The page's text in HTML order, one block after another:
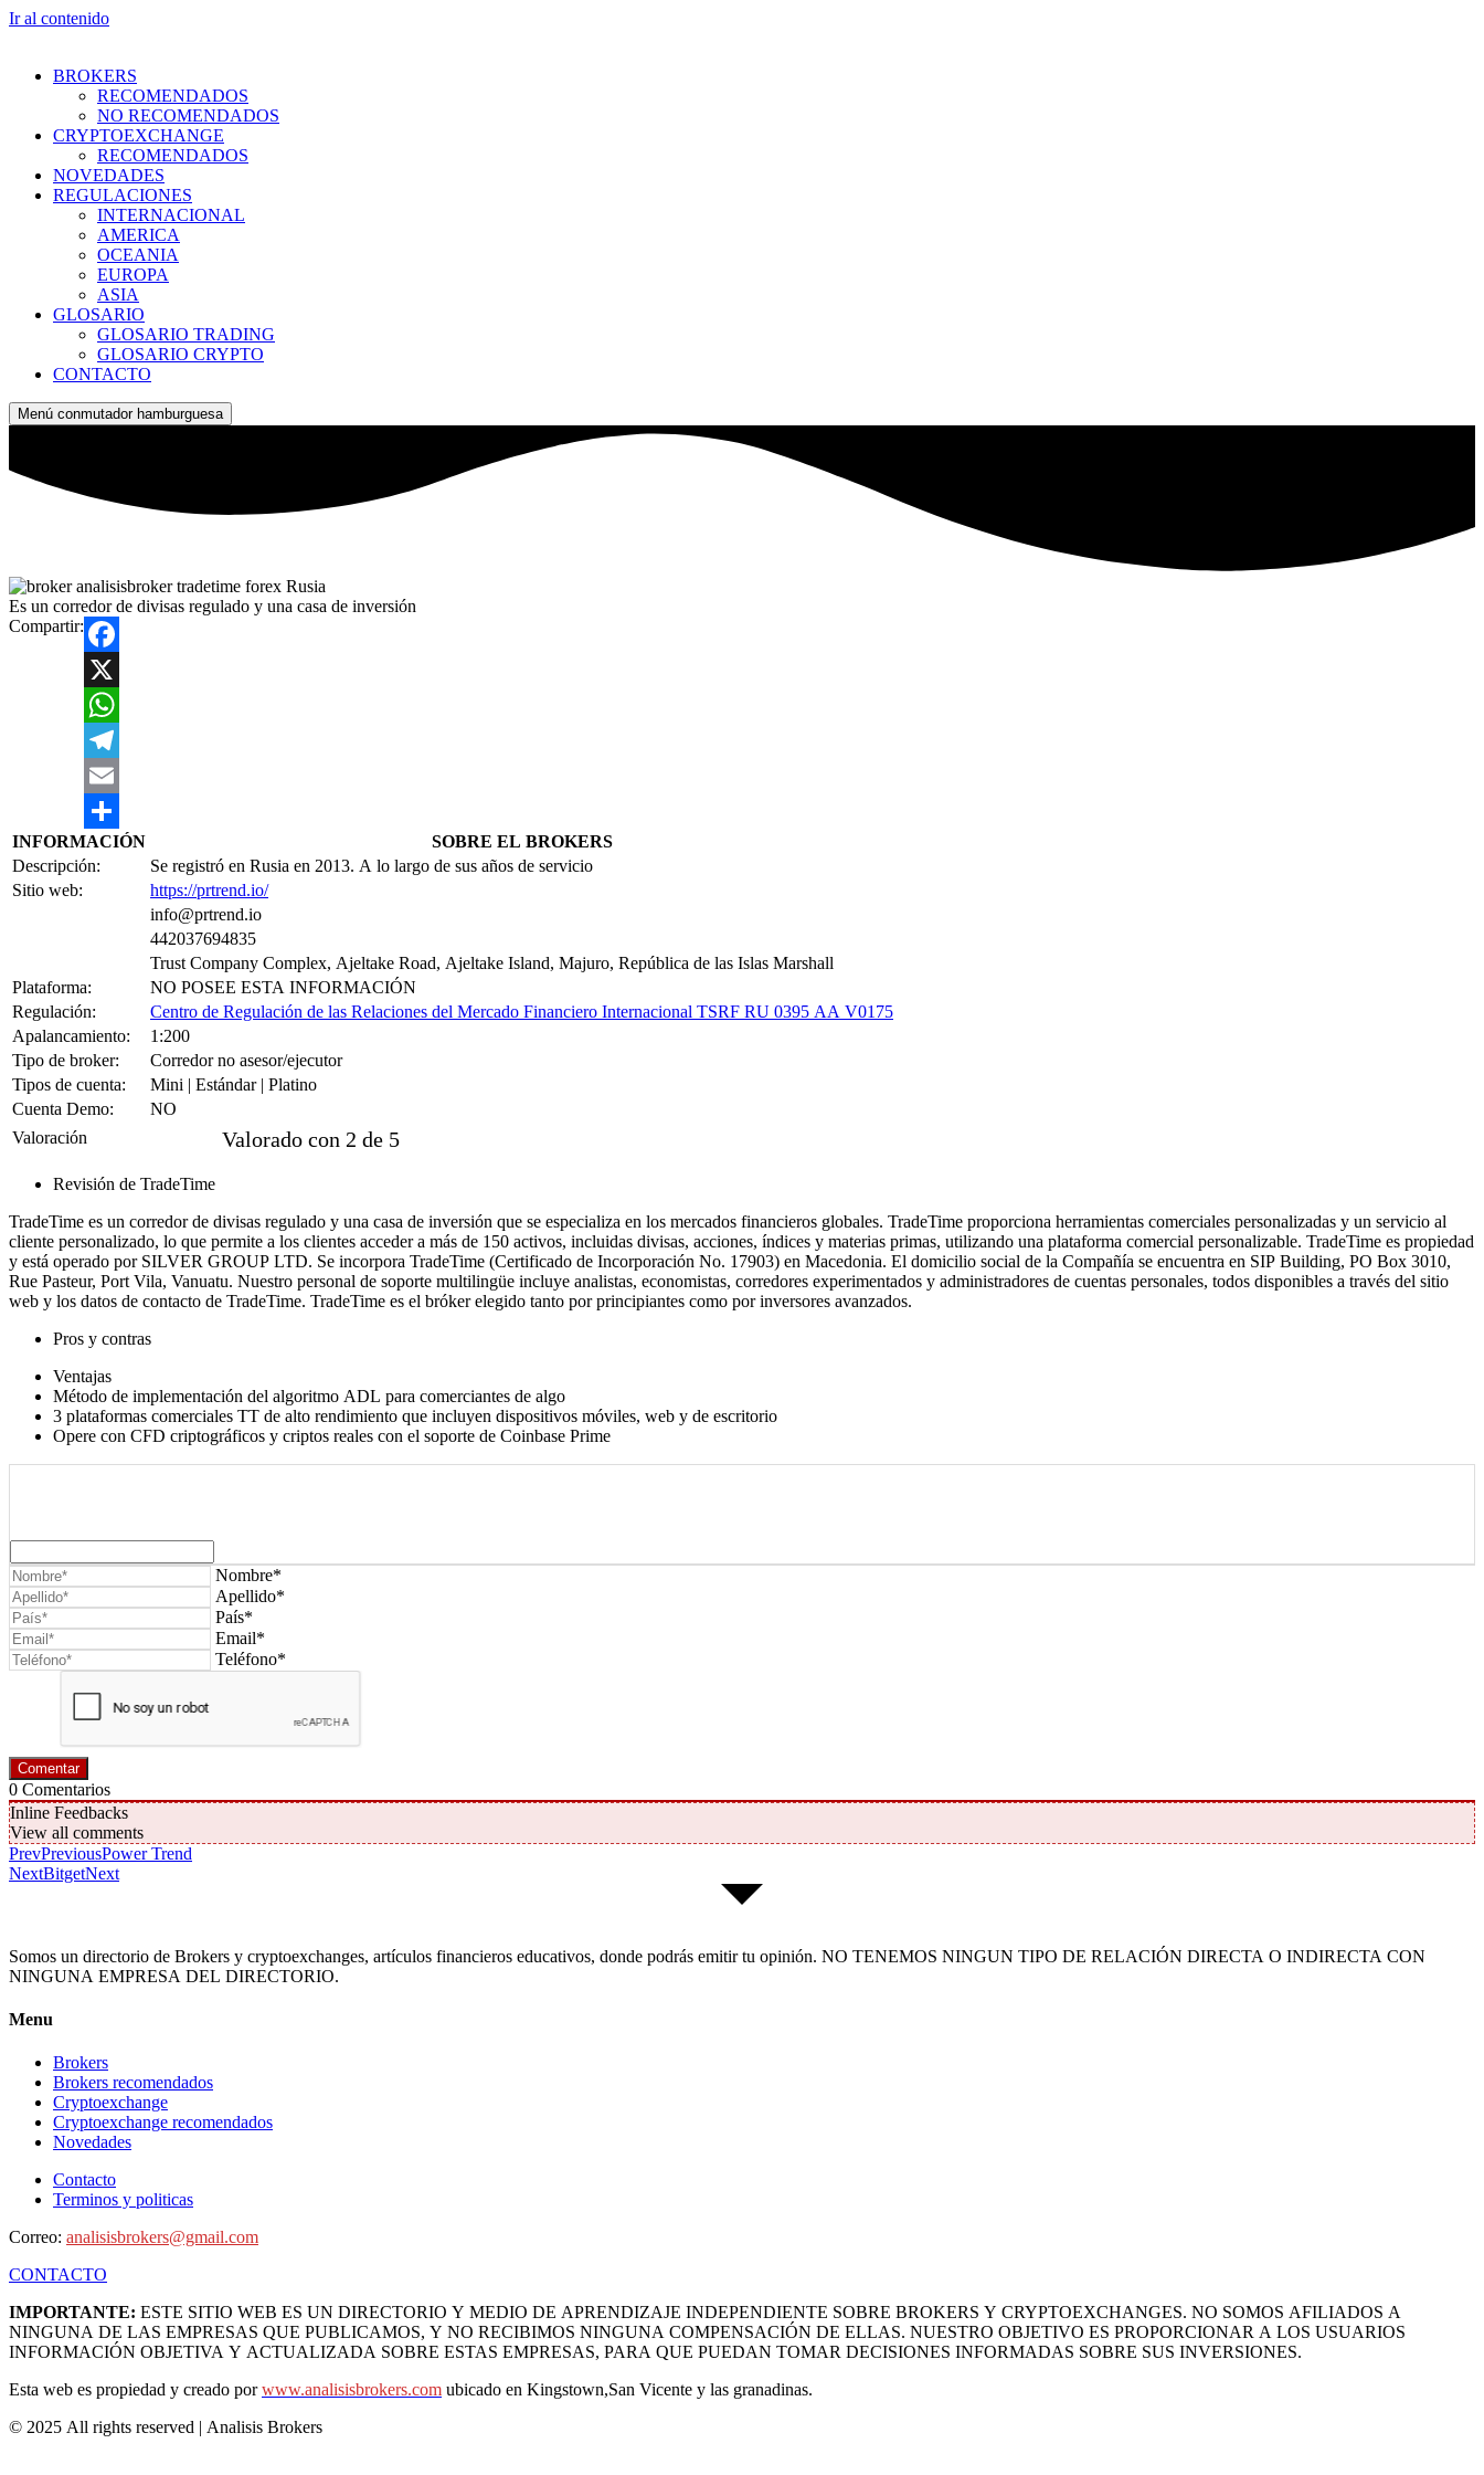
Ir al contenido
BROKERS
RECOMENDADOS
NO RECOMENDADOS
CRYPTOEXCHANGE
RECOMENDADOS
NOVEDADES
REGULACIONES
INTERNACIONAL
AMERICA
OCEANIA
EUROPA
ASIA
GLOSARIO
GLOSARIO TRADING
GLOSARIO CRYPTO
CONTACTO
Menú conmutador hamburguesa
Es un corredor de divisas regulado y una casa de inversión
Compartir:
Facebook
X
WhatsApp
Telegram
Email
Compartir
INFORMACIÓN
SOBRE EL BROKERS
Descripción:
Se registró en Rusia en 2013. A lo largo de sus años de servicio
Sitio web:
https://prtrend.io/
info@prtrend.io
442037694835
Trust Company Complex, Ajeltake Road, Ajeltake Island, Majuro, República de las Islas Marshall
Plataforma:
NO POSEE ESTA INFORMACIÓN
Regulación:
Centro de Regulación de las Relaciones del Mercado Financiero Internacional TSRF RU 0395 AA V0175
Apalancamiento:
1:200
Tipo de broker:
Corredor no asesor/ejecutor
Tipos de cuenta:
Mini | Estándar | Platino
Cuenta Demo:
NO
Valoración
Valorado con 2 de 5
Revisión de TradeTime
TradeTime es un corredor de divisas regulado y una casa de inversión que se especializa en los mercados financieros globales. TradeTime proporciona herramientas comerciales personalizadas y un servicio al
cliente personalizado, lo que permite a los clientes acceder a más de 150 activos, incluidas divisas, acciones, índices y materias primas, utilizando una plataforma comercial personalizable. TradeTime es propiedad
y está operado por SILVER GROUP LTD. Se incorpora TradeTime (Certificado de Incorporación No. 17903) en Macedonia. El domicilio social de la Compañía se encuentra en SIP Building, PO Box 3010,
Rue Pasteur, Port Vila, Vanuatu. Nuestro personal de soporte multilingüe incluye analistas, economistas, corredores experimentados y administradores de cuentas personales, todos disponibles a través del sitio
web y los datos de contacto de TradeTime. TradeTime es el bróker elegido tanto por principiantes como por inversores avanzados.
Pros y contras
Ventajas
Método de implementación del algoritmo ADL para comerciantes de algo
3 plataformas comerciales TT de alto rendimiento que incluyen dispositivos móviles, web y de escritorio
Opere con CFD criptográficos y criptos reales con el soporte de Coinbase Prime
Nombre*
Apellido*
País*
Email*
Teléfono*
0 Comentarios
Inline Feedbacks
View all comments
PrevPreviousPower Trend
NextBitgetNext
Somos un directorio de Brokers y cryptoexchanges, artículos financieros educativos, donde podrás emitir tu opinión. NO TENEMOS NINGUN TIPO DE RELACIÓN DIRECTA O INDIRECTA CON
NINGUNA EMPRESA DEL DIRECTORIO.
Menu
Brokers
Brokers recomendados
Cryptoexchange
Cryptoexchange recomendados
Novedades
Contacto
Terminos y politicas
Correo: analisisbrokers@gmail.com
CONTACTO
IMPORTANTE: ESTE SITIO WEB ES UN DIRECTORIO Y MEDIO DE APRENDIZAJE INDEPENDIENTE SOBRE BROKERS Y CRYPTOEXCHANGES. NO SOMOS AFILIADOS A
NINGUNA DE LAS EMPRESAS QUE PUBLICAMOS, Y NO RECIBIMOS NINGUNA COMPENSACIÓN DE ELLAS. NUESTRO OBJETIVO ES PROPORCIONAR A LOS USUARIOS
INFORMACIÓN OBJETIVA Y ACTUALIZADA SOBRE ESTAS EMPRESAS, PARA QUE PUEDAN TOMAR DECISIONES INFORMADAS SOBRE SUS INVERSIONES.
Esta web es propiedad y creado porwww.analisisbrokers.com ubicado en Kingstown,San Vicente y las granadinas.
© 2025 All rights reserved | Analisis Brokers